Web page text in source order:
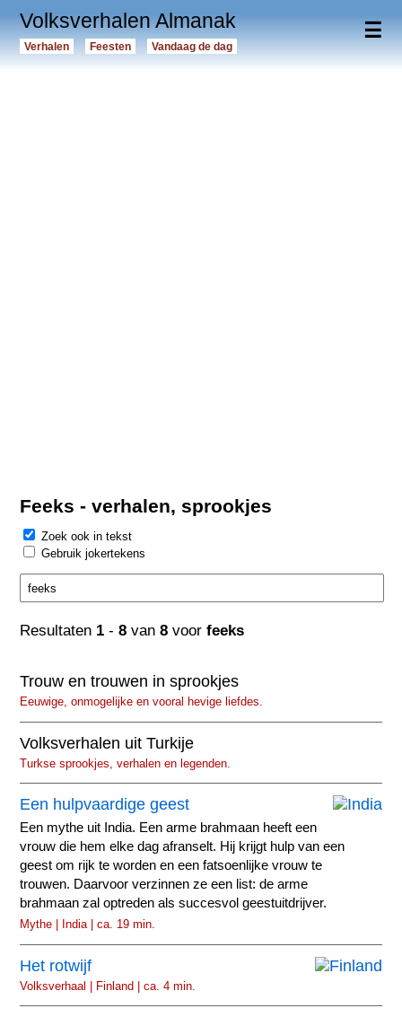
☰
Volksverhalen Almanak
Verhalen Feesten Vandaag de dag
Feeks - verhalen, sprookjes
Zoek ook in tekst
Gebruik jokertekens
Resultaten 1 -8 van8 voorfeeks
Trouw en trouwen in sprookjes
Eeuwige, onmogelijke en vooral hevige liefdes.
Volksverhalen uit Turkije
Turkse sprookjes, verhalen en legenden.
Een hulpvaardige geest
Een mythe uit India. Een arme brahmaan heeft een
vrouw die hem elke dag afranselt. Hij krijgt hulp van een
geest om rijk te worden en een fatsoenlijke vrouw te
trouwen. Daarvoor verzinnen ze een list: de arme
brahmaan zal optreden als succesvol geestuitdrijver.
Mythe | India | ca. 19 min.
Het rotwijf
Volksverhaal | Finland | ca. 4 min.